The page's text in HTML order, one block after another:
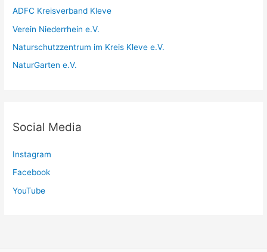
ADFC Kreisverband Kleve
Verein Niederrhein e.V.
Naturschutzzentrum im Kreis Kleve e.V.
NaturGarten e.V.
Social Media
Instagram
Facebook
YouTube